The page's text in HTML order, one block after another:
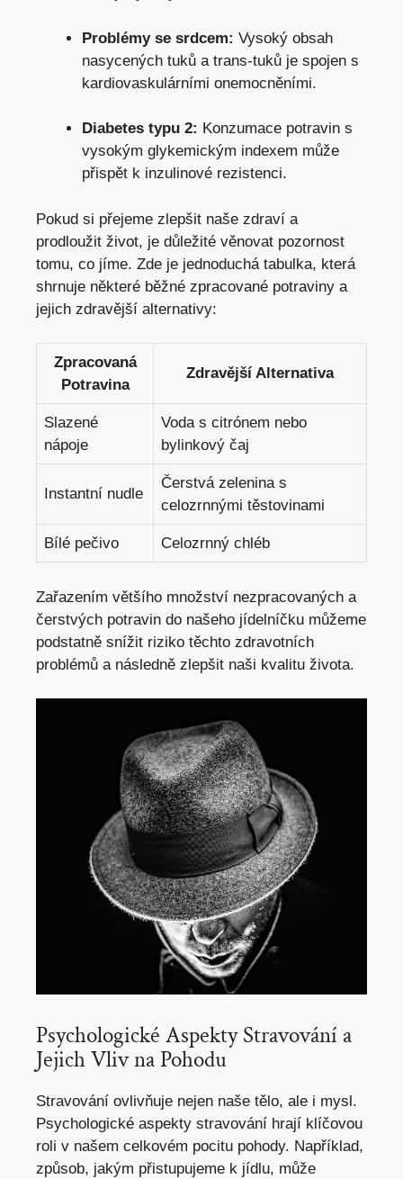
Problémy se srdcem: Vysoký obsah
nasycených tuků a trans-tuků je spojen s
kardiovaskulárními onemocněními.
Diabetes typu 2: Konzumace potravin s
vysokým glykemickým indexem může
přispět k inzulinové rezistenci.
Pokud si přejeme zlepšit naše zdraví a
prodloužit život, je důležité věnovat pozornost
tomu, co jíme. Zde je jednoduchá tabulka, která
shrnuje některé běžné zpracované potraviny a
jejich zdravější alternativy:
Zpracovaná
Potravina
Zdravější Alternativa
Slazené
nápoje
Voda s citrónem nebo
bylinkový čaj
Instantní nudle
Čerstvá zelenina s
celozrnnými těstovinami
Bílé pečivo Celozrnný chléb
Zařazením většího množství nezpracovaných a
čerstvých potravin do našeho jídelníčku můžeme
podstatně snížit riziko těchto zdravotních
problémů a následně zlepšit naši kvalitu života.
Psychologické Aspekty Stravování a
Jejich Vliv na Pohodu
Stravování ovlivňuje nejen naše tělo, ale i mysl.
Psychologické aspekty stravování hrají klíčovou
roli v našem celkovém pocitu pohody. Například,
způsob, jakým přistupujeme k jídlu, může